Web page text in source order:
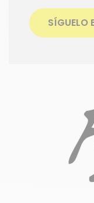
SÍGUELO